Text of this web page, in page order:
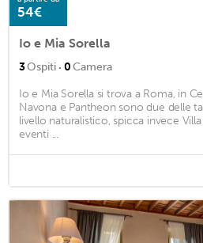
54€
Io e Mia Sorella
3Ospiti · 0Camera
Io e Mia Sorella si trova a Roma, in
Navona e Pantheon sono due delle
livello naturalistico, spicca invece
eventi ...